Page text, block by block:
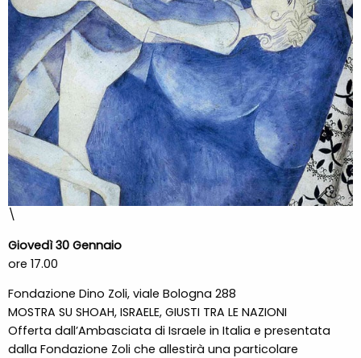
\
Giovedì 30 Gennaio
ore 17.00
Fondazione Dino Zoli, viale Bologna 288
MOSTRA SU SHOAH, ISRAELE, GIUSTI TRA LE NAZIONI
Offerta dall’Ambasciata di Israele in Italia e presentata
dalla Fondazione Zoli che allestirà una particolare